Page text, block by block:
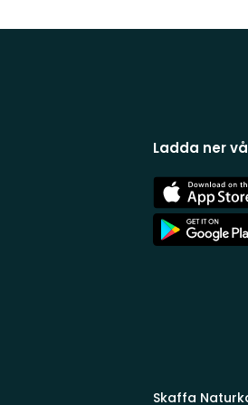
Ladda ner
App
Store
App
Store
Skaffa